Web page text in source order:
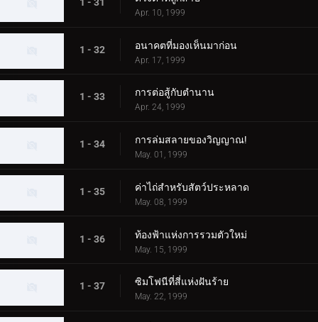
Apr. 10, 1999
1 - 32 อนาคตที่มองเห็นมาก่อน
Apr. 17, 1999
1 - 33 การต่อสู้กับตำนาน
Apr. 24, 1999
1 - 34 การล่มสลายของวิญญาณ!
May. 01, 1999
1 - 35 ค่าไถ่สำหรับสัตว์ประหลาด
May. 08, 1999
1 - 36 ท้องฟ้าแห่งการรวมตัวใหม่
May. 15, 1999
1 - 37 ซิมโฟนีที่สี่แห่งฝันร้าย
May. 22, 1999